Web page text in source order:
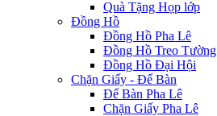
Quà Tặng Họp lớp
Đồng Hồ
Đồng Hồ Pha Lê
Đồng Hồ Treo Tường
Đồng Hồ Đại Hội
Chặn Giấy - Để Bàn
Để Bàn Pha Lê
Chặn Giấy Pha Lê